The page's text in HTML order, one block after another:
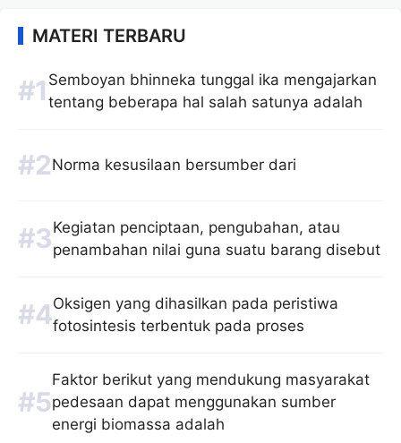
MATERI TERBARU
Semboyan bhinneka tunggal ika mengajarkan
tentang beberapa hal salah satunya adalah
Norma kesusilaan bersumber dari
Kegiatan penciptaan, pengubahan, atau
penambahan nilai guna suatu barang disebut
Oksigen yang dihasilkan pada peristiwa
fotosintesis terbentuk pada proses
Faktor berikut yang mendukung masyarakat
pedesaan dapat menggunakan sumber
energi biomassa adalah